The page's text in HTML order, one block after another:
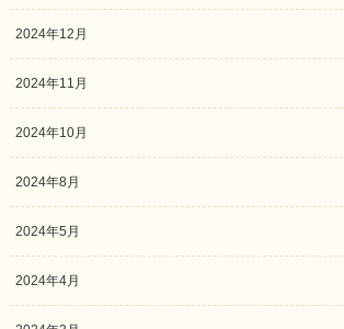
2024年12月
2024年11月
2024年10月
2024年8月
2024年5月
2024年4月